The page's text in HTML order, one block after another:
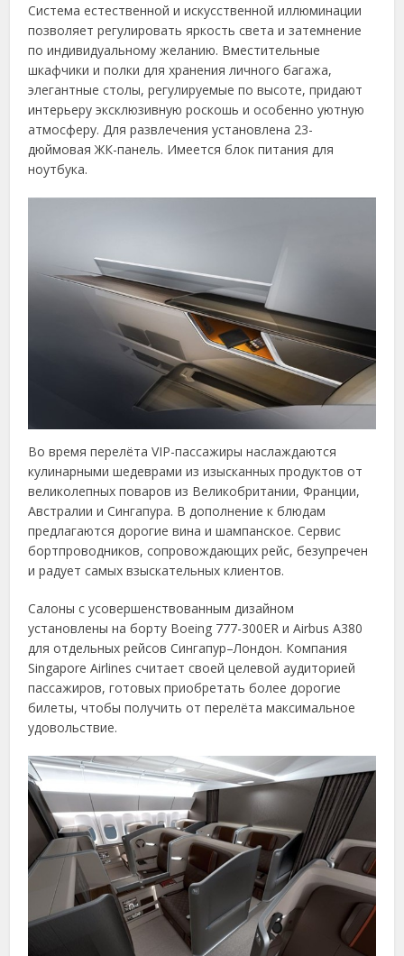
Система естественной и искусственной иллюминации
позволяет регулировать яркость света и затемнение
по индивидуальному желанию. Вместительные
шкафчики и полки для хранения личного багажа,
элегантные столы, регулируемые по высоте, придают
интерьеру эксклюзивную роскошь и особенно уютную
атмосферу. Для развлечения установлена 23-
дюймовая ЖК-панель. Имеется блок питания для
ноутбука.
Во время перелёта VIP-пассажиры наслаждаются
кулинарными шедеврами из изысканных продуктов от
великолепных поваров из Великобритании, Франции,
Австралии и Сингапура. В дополнение к блюдам
предлагаются дорогие вина и шампанское. Сервис
бортпроводников, сопровождающих рейс, безупречен
и радует самых взыскательных клиентов.
Салоны с усовершенствованным дизайном
установлены на борту Boeing 777-300ER и Airbus А380
для отдельных рейсов Сингапур–Лондон. Компания
Singapore Airlines считает своей целевой аудиторией
пассажиров, готовых приобретать более дорогие
билеты, чтобы получить от перелёта максимальное
удовольствие.